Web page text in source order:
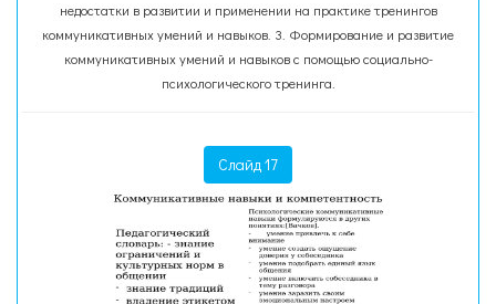
недостатки в развитии и применении на практике тренингов
коммуникативных умений и навыков. 3. Формирование и развитие
коммуникативных умений и навыков с помощью социально-
психологического тренинга.
Слайд 17